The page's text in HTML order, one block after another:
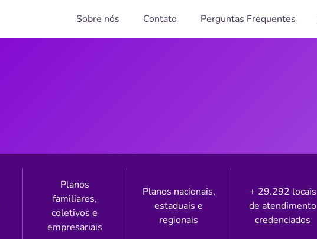
Sobre nós Contato Perguntas Frequentes
Planos
familiares,
coletivos e
empresariais
Planos nacionais,
estaduais e
regionais
+ 29.292 locais
de atendimento
credenciados